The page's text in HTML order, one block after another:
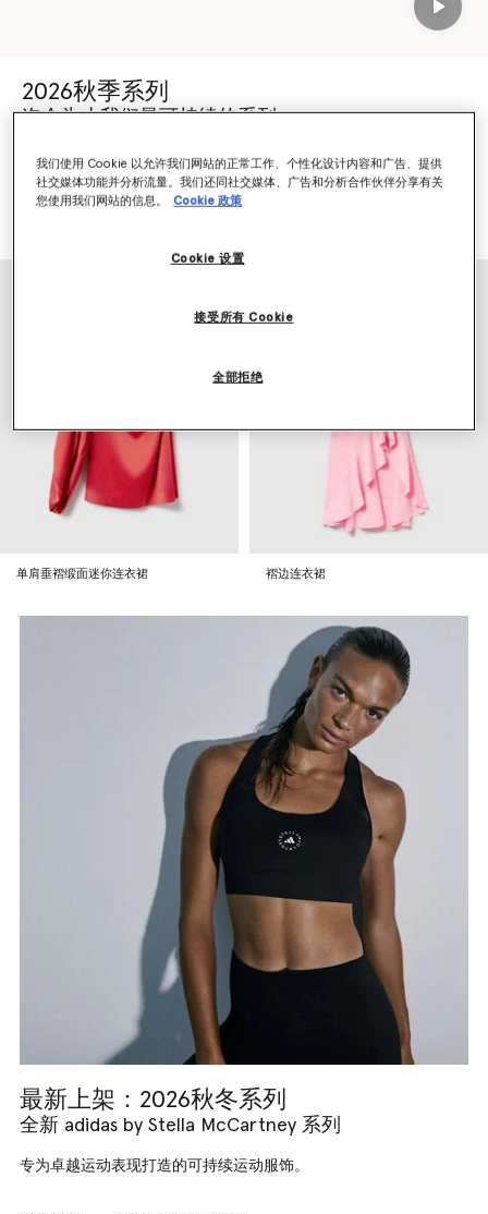
Play
2026秋季系列
迄今为止我们最可持续的系列。
由 98% 责任采购的材质打造。
衣裙
最新上架：2026秋冬系列
全新 adidas by Stella McCartney 系列
专为卓越运动表现打造的可持续运动服饰。
我们使用 Cookie 以允许我们网站的正常工作、个性化设计内容和广告、提供
社交媒体功能并分析流量。我们还同社交媒体、广告和分析合作伙伴分享有关
您使用我们网站的信息。
Cookie 政策
Cookie 设置
全部拒绝
接受所有 Cookie